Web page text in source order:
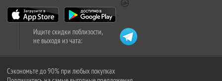
Ищите скидки поблизости,
не выходя из чата:
Сэкономьте до 90% при любых покупках